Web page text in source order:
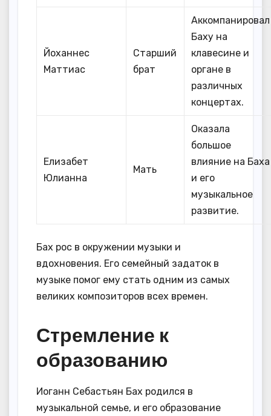
Йоханнес
Маттиас
Старший
брат
Аккомпанировал
Баху на
клавесине и
органе в
различных
концертах.
Елизабет
Юлианна
Мать
Оказала
большое
влияние на Баха
и его
музыкальное
развитие.
Бах рос в окружении музыки и
вдохновения. Его семейный задаток в
музыке помог ему стать одним из самых
великих композиторов всех времен.
Стремление к
образованию
Иоганн Себастьян Бах родился в
музыкальной семье, и его образование